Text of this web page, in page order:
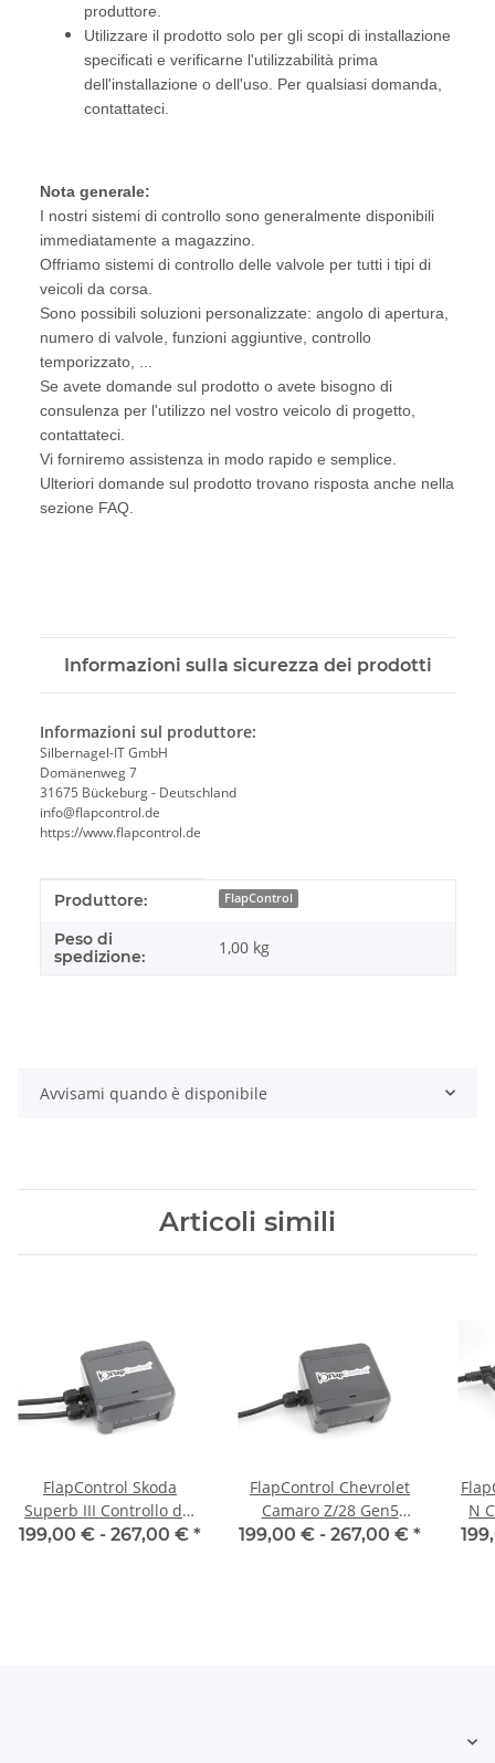
produttore.
Utilizzare il prodotto solo per gli scopi di installazione
specificati e verificarne l'utilizzabilità prima
dell'installazione o dell'uso. Per qualsiasi domanda,
contattateci.
Nota generale:
I nostri sistemi di controllo sono generalmente disponibili
immediatamente a magazzino.
Offriamo sistemi di controllo delle valvole per tutti i tipi di
veicoli da corsa.
Sono possibili soluzioni personalizzate: angolo di apertura,
numero di valvole, funzioni aggiuntive, controllo
temporizzato, ...
Se avete domande sul prodotto o avete bisogno di
consulenza per l'utilizzo nel vostro veicolo di progetto,
contattateci.
Vi forniremo assistenza in modo rapido e semplice.
Ulteriori domande sul prodotto trovano risposta anche nella
sezione FAQ.
Informazioni sulla sicurezza dei prodotti
Informazioni sul produttore:
Silbernagel-IT GmbH
Domänenweg 7
31675 Bückeburg - Deutschland
info@flapcontrol.de
https://www.flapcontrol.de
#productDetails.itemInformation#
#productDetails.itemValue#
Produttore: FlapControl
Peso di
spedizione:
1,00 kg
Avvisami quando è disponibile
Articoli simili
FlapControl Skoda
Superb III Controllo dei
flap di scarico
199,00 € - 267,00 € *
FlapControl Chevrolet
Camaro Z/28 Gen5
Controllo dei flap di
199,00 € - 267,00 € *
N